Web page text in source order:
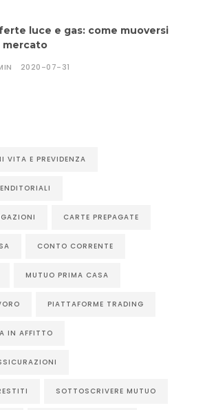
luce e gas: come muoversi
mercato
2020-07-31
VITA E PREVIDENZA
CARTE PREPAGATE
CONTO CORRENTE
MUTUO PRIMA CASA
PIATTAFORME TRADING
IN AFFITTO
SOTTOSCRIVERE MUTUO